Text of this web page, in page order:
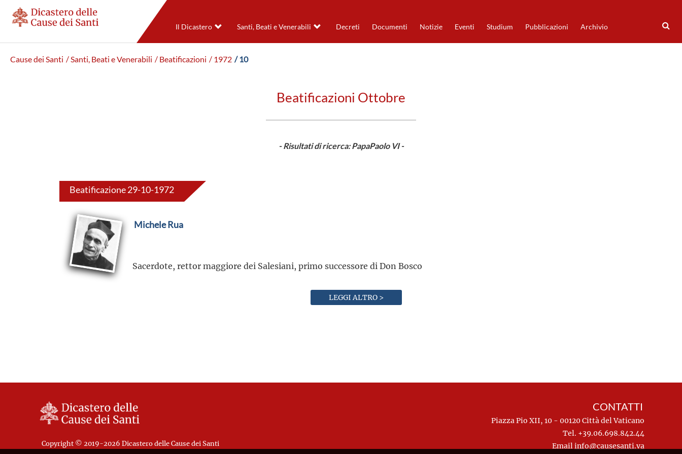
Il Dicastero Santi, Beati e Venerabili Decreti Documenti Notizie Eventi Studium Pubblicazioni Archivio
Cause dei Santi / Santi, Beati e Venerabili / Beatificazioni / 1972 / 10
Beatificazioni Ottobre
- Risultati di ricerca: PapaPaolo VI -
Beatificazione 29-10-1972
Michele Rua
Sacerdote, rettor maggiore dei Salesiani, primo successore di Don Bosco
LEGGI ALTRO >
Copyright © 2019-2026 Dicastero delle Cause dei Santi
CONTATTI
Piazza Pio XII, 10 - 00120 Città del Vaticano
Tel. +39.06.698.842.44
Emailinfo@causesanti.va